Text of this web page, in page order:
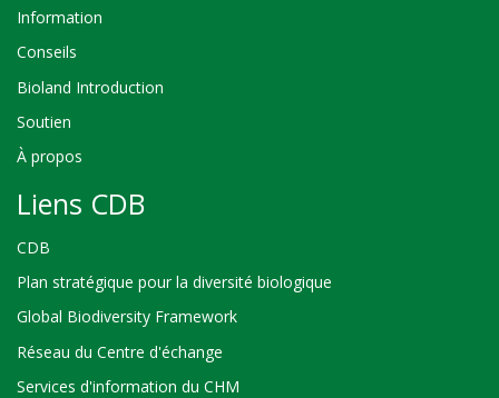
Information
Conseils
Bioland Introduction
Soutien
À propos
Liens CDB
CDB
Plan stratégique pour la diversité biologique
Global Biodiversity Framework
Réseau du Centre d'échange
Services d'information du CHM